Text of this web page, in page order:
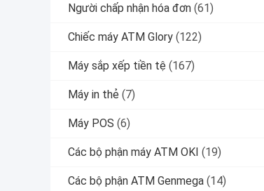
Người chấp nhận hóa đơn (61)
Chiếc máy ATM Glory (122)
Máy sắp xếp tiền tệ (167)
Máy in thẻ (7)
Máy POS (6)
Các bộ phận máy ATM OKI (19)
Các bộ phận ATM Genmega (14)